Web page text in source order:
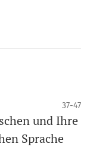
37-47
und Ihre
Sprache